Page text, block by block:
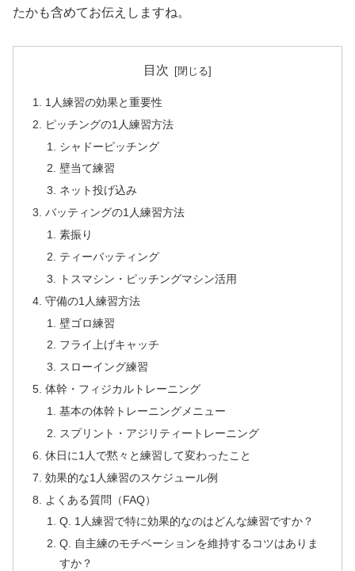
たかも含めてお伝えしますね。
目次
1人練習の効果と重要性
ピッチングの1人練習方法
シャドーピッチング
壁当て練習
ネット投げ込み
バッティングの1人練習方法
素振り
ティーバッティング
トスマシン・ピッチングマシン活用
守備の1人練習方法
壁ゴロ練習
フライ上げキャッチ
スローイング練習
体幹・フィジカルトレーニング
基本の体幹トレーニングメニュー
スプリント・アジリティートレーニング
休日に1人で黙々と練習して変わったこと
効果的な1人練習のスケジュール例
よくある質問（FAQ）
Q. 1人練習で特に効果的なのはどんな練習ですか？
Q. 自主練のモチベーションを維持するコツはありま
すか？